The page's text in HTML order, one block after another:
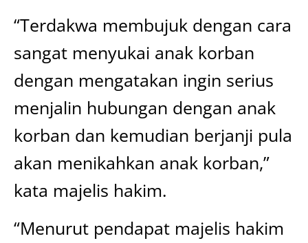
“Terdakwa membujuk dengan cara
sangat menyukai anak korban
dengan mengatakan ingin serius
menjalin hubungan dengan anak
korban dan kemudian berjanji pula
akan menikahkan anak korban,”
kata majelis hakim.
“Menurut pendapat majelis hakim